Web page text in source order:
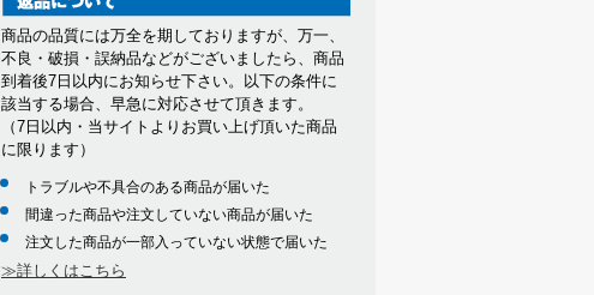
商品の品質には万全を期しておりますが、万一、
不良・破損・誤納品などがございましたら、商品
到着後7日以内にお知らせ下さい。以下の条件に
該当する場合、早急に対応させて頂きます。
（7日以内・当サイトよりお買い上げ頂いた商品
に限ります）
トラブルや不具合のある商品が届いた
間違った商品や注文していない商品が届いた
注文した商品が一部入っていない状態で届いた
≫詳しくはこちら